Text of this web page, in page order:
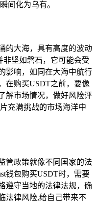
间化为乌有。
的大海，具有高度的波动
坚如磐石，它可能会受
影响，如同在大海中航行
在购买USDT之前，要像
解市场情况，做好风险评
充满挑战的市场海洋中
管政策就像不同国家的法
钱包购买USDT时，需要
遵守当地的法律法规，确
法律风险,给自己带来不